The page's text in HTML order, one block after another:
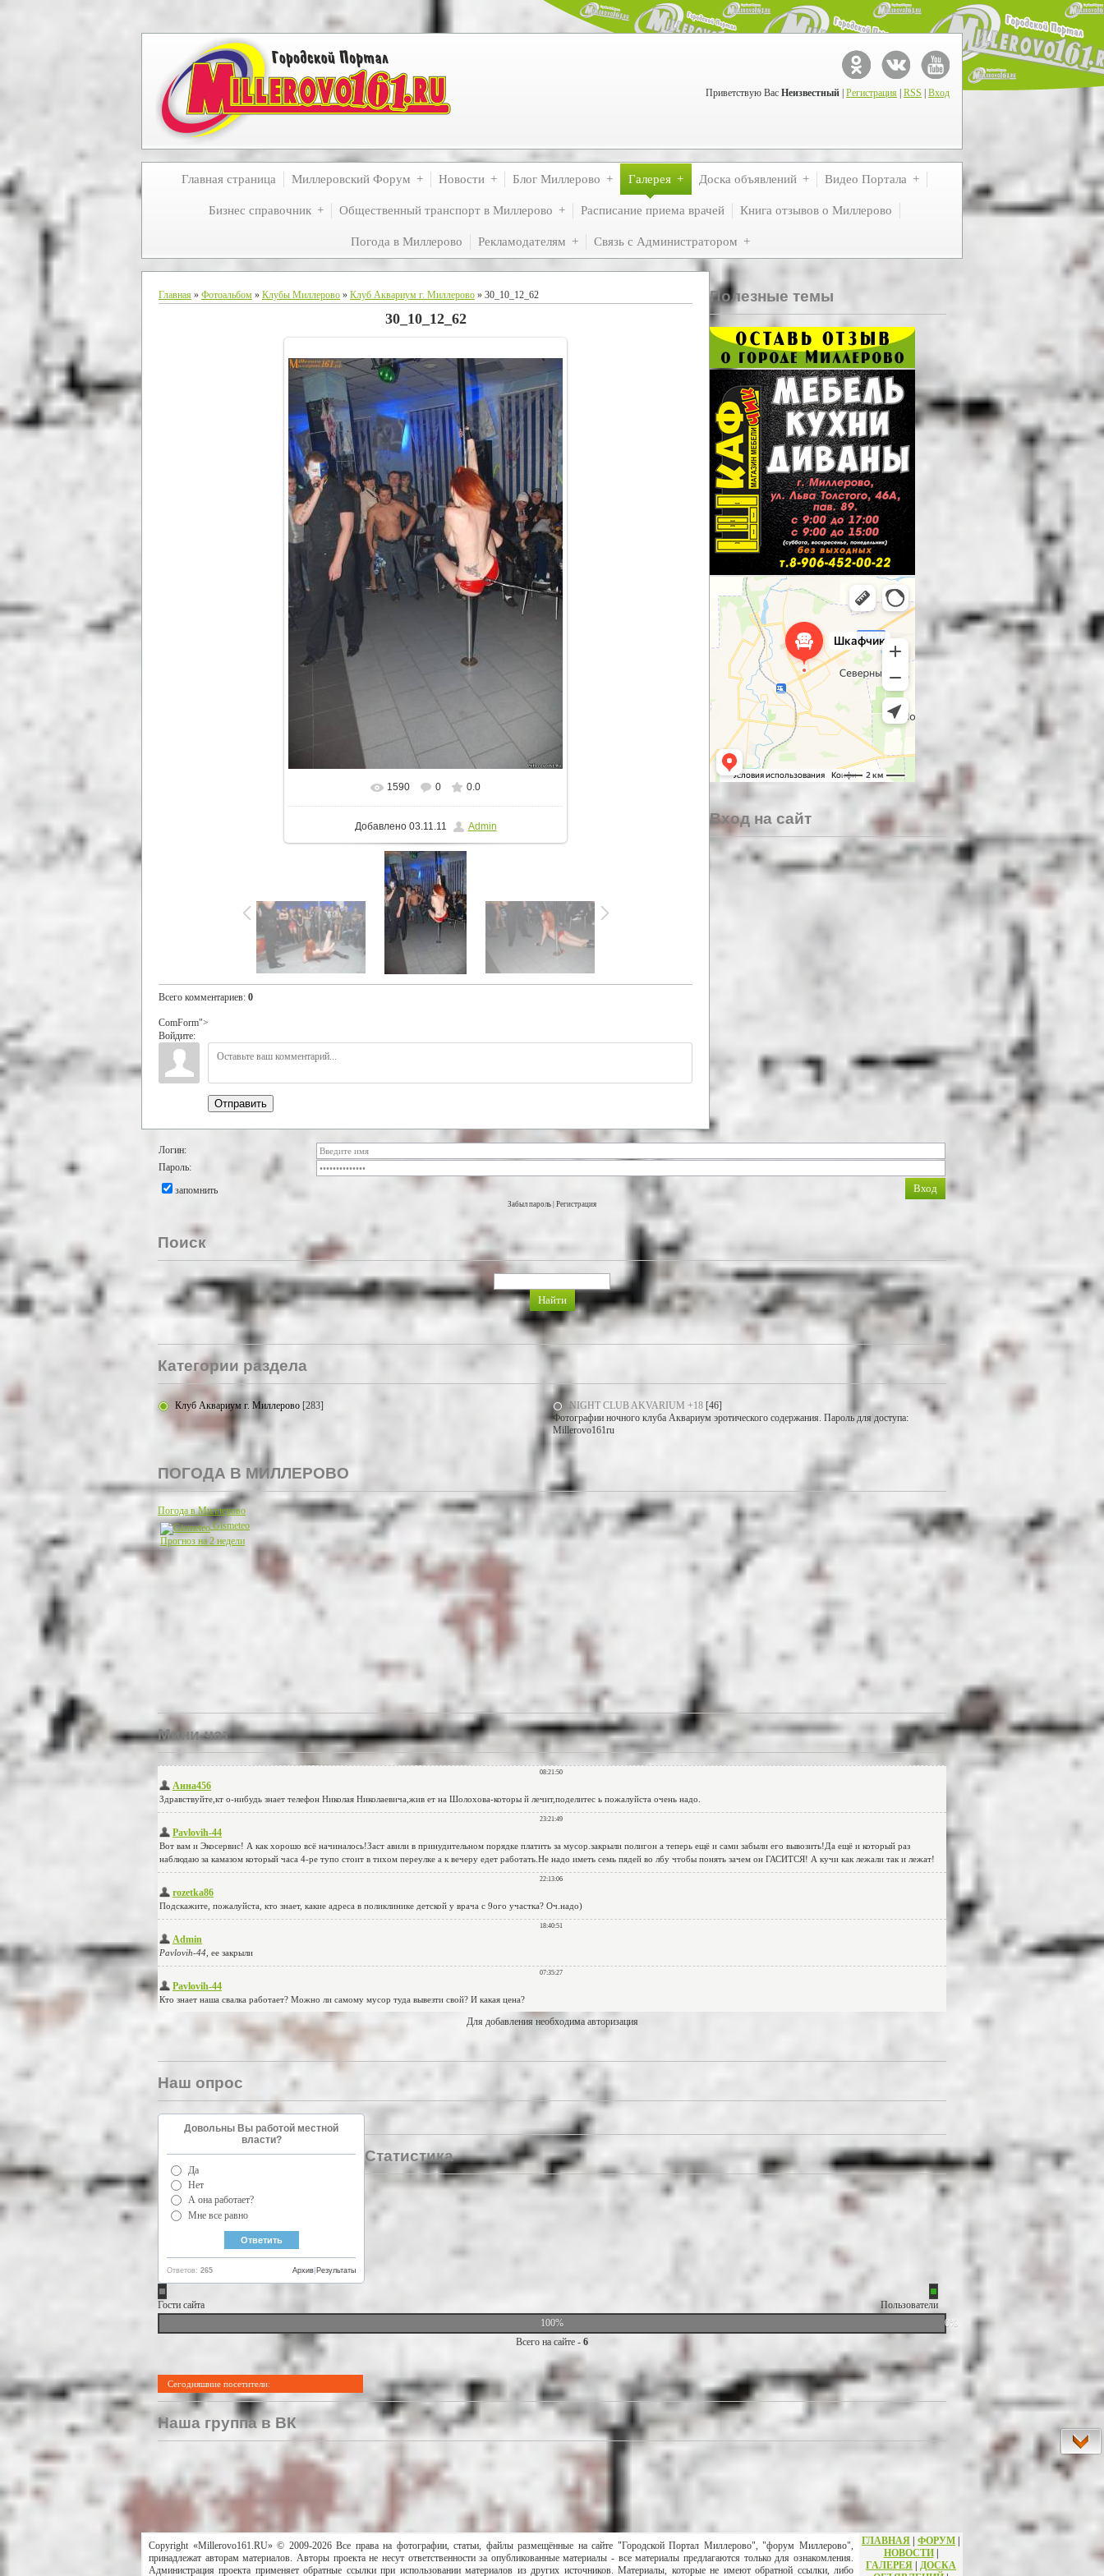
Приветствую Вас Неизвестный Регистрация RSS Вход
Главная страница Миллеровский Форум Новости Блог Миллерово Галерея Доска объявлений Видео Портала
Бизнес справочник Общественный транспорт в Миллерово Расписание приема врачей Книга отзывов о Миллерово
Погода в Миллерово Рекламодателям Связь с Администратором
Главная » Фотоальбом » Клубы Миллерово » Клуб Аквариум г. Миллерово » 30_10_12_62
30_10_12_62
В реальном размере 856x1280
1590 0 0.0
Добавлено03.11.11 Admin
Всего комментариев: 0
ComForm">
Войдите:
Отправить
Полезные темы
Вход на сайт
Логин:
Пароль:
запомнить
Забыл пароль Регистрация
Поиск
Категории раздела
Клуб Аквариум г. Миллерово [283] NIGHT CLUB AKVARIUM +18 [46]
Фотографии ночного клуба Аквариум эротического содержания. Пароль для доступа:
Millerovo161ru
ПОГОДА В МИЛЛЕРОВО
Погода в Миллерово
Gismeteo
Прогноз на 2 недели
Мини-чат
Для добавления необходима авторизация
Наш опрос
Довольны Вы работой местной
власти?
Да
Нет
А она работает?
Мне все равно
Ответов: 265 Результаты
Архив
Статистика
Гости сайта
Пользователи
100%
0%
Всего на сайте - 6
Сегодняшние посетители:
Наша группа в ВК
Copyright «Millerovo161.RU» © 2009-2026 Все права на фотографии, статьи, файлы размещённые на сайте "Городской Портал Миллерово", "форум Миллерово",
принадлежат авторам материалов. Авторы проекта не несут ответственности за опубликованные материалы - все материалы предлагаются только для ознакомления.
Администрация проекта применяет обратные ссылки при использовании материалов из других источников. Материалы, которые не имеют обратной ссылки, либо
ГЛАВНАЯ | ФОРУМ |
НОВОСТИ|
ГАЛЕРЕЯ | ДОСКА